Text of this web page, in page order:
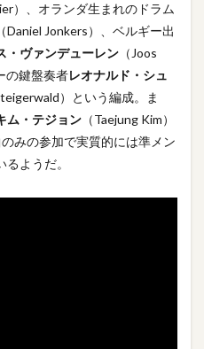
）、オランダ生まれのドラム
（Daniel Jonkers）、ベルギー出
・ヴァンデューレン （Joos
の鍵盤奏者レオナルド・シュ
）という編成。ま
ム・テジョン （Taejung Kim）
みの参加で実質的には準メン
ようだ。